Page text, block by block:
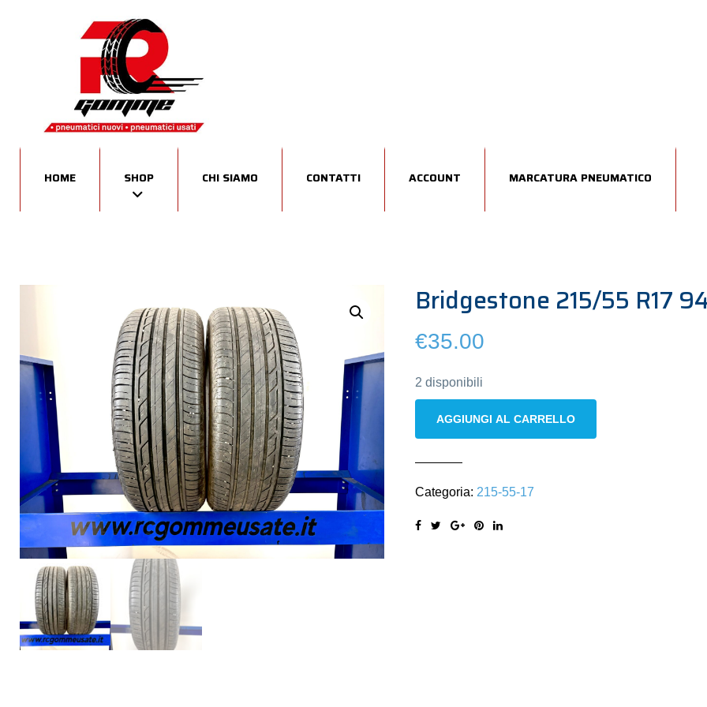
HOME SHOP CHI SIAMO CONTATTI ACCOUNT MARCATURA PNEUMATICO
Bridgestone 215/55 R17
€35.00
2 disponibili
quantità
AGGIUNGI AL CARRELLO
Categoria: 215-55-17